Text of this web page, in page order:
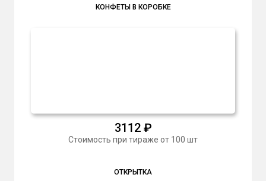
КОНФЕТЫ В КОРОБКЕ
3112₽
Стоимость при тираже от 100 шт
ОТКРЫТКА